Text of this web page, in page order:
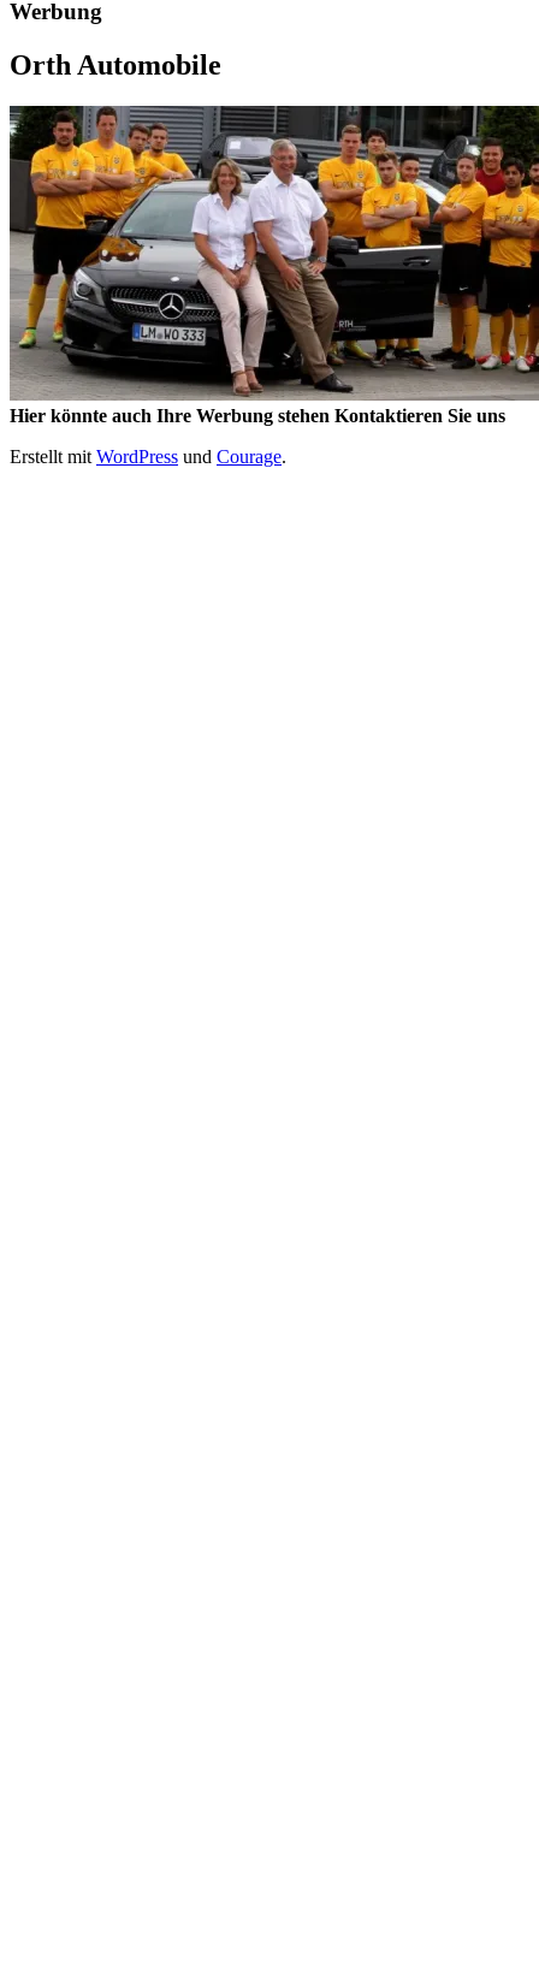
Werbung
Orth Automobile
Hier könnte auch Ihre Werbung stehen Kontaktieren Sie uns
Erstellt mit WordPress und Courage.